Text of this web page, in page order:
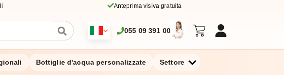
Anteprima visiva gratuita
055 09 391 00
Bottiglie d'acqua personalizzate Settore